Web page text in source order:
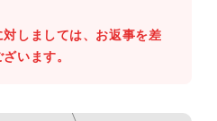
しましては、お返事を差
います。